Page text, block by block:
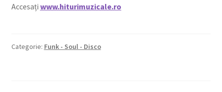
Accesați www.hiturimuzicale.ro
Categorie: Funk - Soul - Disco